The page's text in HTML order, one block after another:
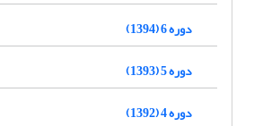
دوره 6 (1394)
دوره 5 (1393)
دوره 4 (1392)